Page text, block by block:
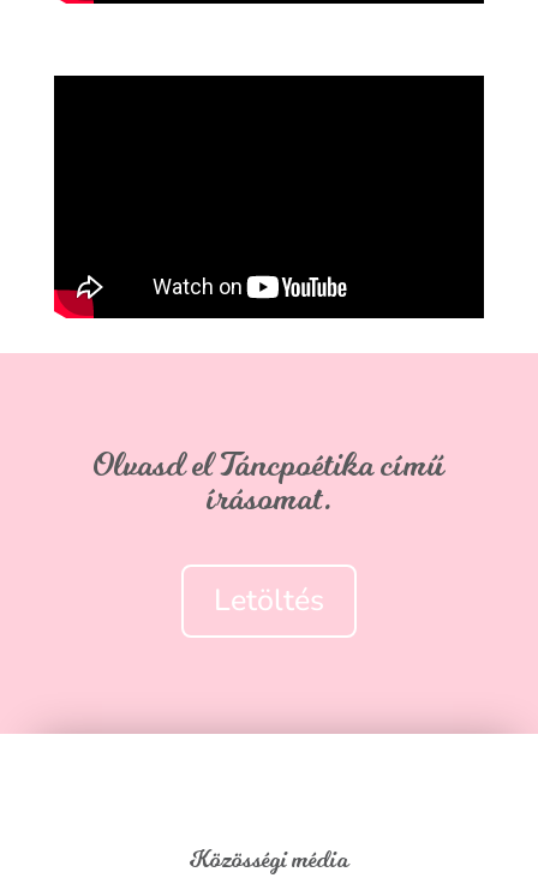
Olvasd el Táncpoétika című
írásomat.
Letöltés
Közösségi média